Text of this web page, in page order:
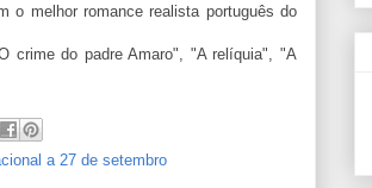
o melhor romance realista português do
crime do padre Amaro", "A relíquia", "A
a 27 de setembro